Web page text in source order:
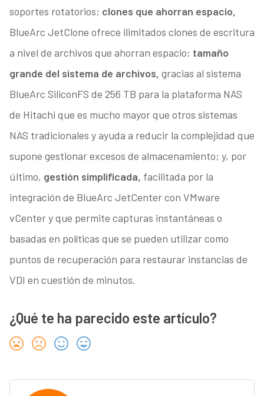
soportes rotatorios; clones que ahorran espacio,
BlueArc JetClone ofrece ilimitados clones de escritura
a nivel de archivos que ahorran espacio; tamaño
grande del sistema de archivos, gracias al sistema
BlueArc SiliconFS de 256 TB para la plataforma NAS
de Hitachi que es mucho mayor que otros sistemas
NAS tradicionales y ayuda a reducir la complejidad que
supone gestionar excesos de almacenamiento; y, por
último, gestión simplificada, facilitada por la
integración de BlueArc JetCenter con VMware
vCenter y que permite capturas instantáneas o
basadas en políticas que se pueden utilizar como
puntos de recuperación para restaurar instancias de
VDI en cuestión de minutos.
¿Qué te ha parecido este artículo?